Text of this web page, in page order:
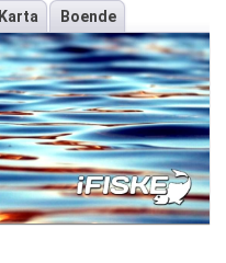
Karta Boende